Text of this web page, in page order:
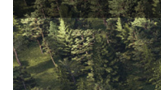
Контакты
+7 (495) 065-30-34